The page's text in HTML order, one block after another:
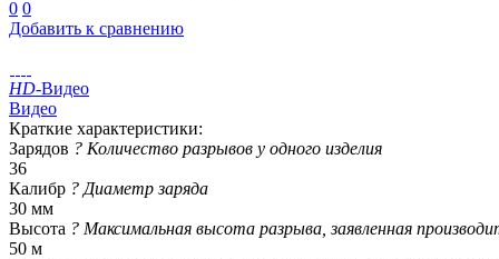
0 0
Добавить к сравнению
HD-Видео
Видео
Краткие характеристики:
Зарядов ? Количество разрывов у одного изделия
36
Калибр ? Диаметр заряда
30 мм
Высота ? Максимальная высота разрыва, заявленная
50 м